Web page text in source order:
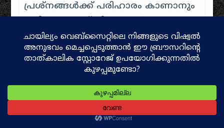
പ്രശ്നങ്ങൾക്ക് പരിഹാരം കാണാനും
കണ്ടെത്താനും, പുതിയ ആവാസ
വ്യവസ്ഥകളിലേക്ക് വ്യാപിക്കാനും,
പ്രതികൂല സാഹചര്യങ്ങളെ
ഈ ചരിത്രം നമുക്ക് നൽകുന്ന വലിയ